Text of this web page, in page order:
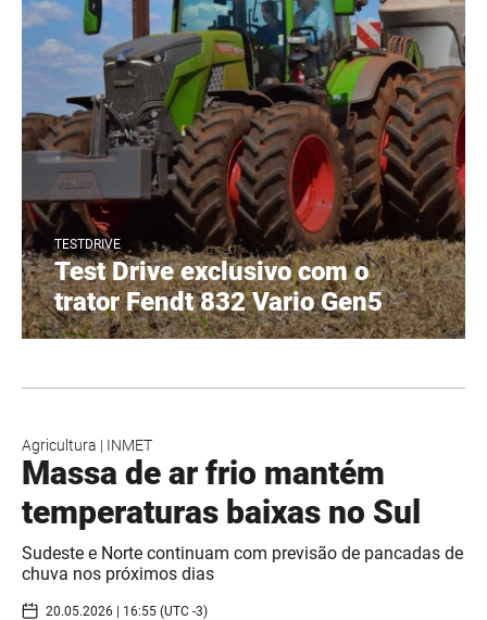
TESTDRIVE
Test Drive exclusivo com o
trator Fendt 832 Vario Gen5
Agricultura | INMET
Massa de ar frio mantém
temperaturas baixas no Sul
Sudeste e Norte continuam com previsão de pancadas de
chuva nos próximos dias
20.05.2026 | 16:55 (UTC -3)